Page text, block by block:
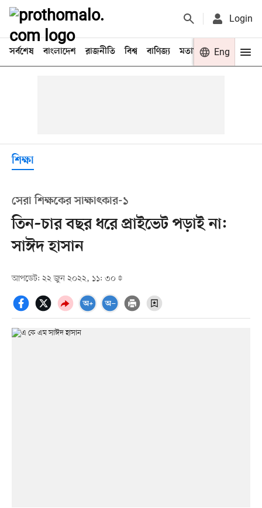
Login
সর্বশেষ বাংলাদেশ রাজনীতি বিশ্ব বাণিজ্য মতামত খেলা
Eng
শিক্ষা
সেরা শিক্ষকের সাক্ষাৎকার-১
তিন–চার বছর ধরে প্রাইভেট পড়াই না:
সাঈদ হাসান
আপডেট: ২২ জুন ২০২২, ১১: ৩০